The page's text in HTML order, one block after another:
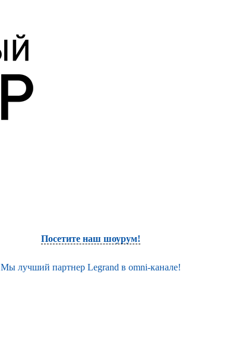
Посетите наш шоурум!
Мы лучший партнер Legrand в omni-канале!